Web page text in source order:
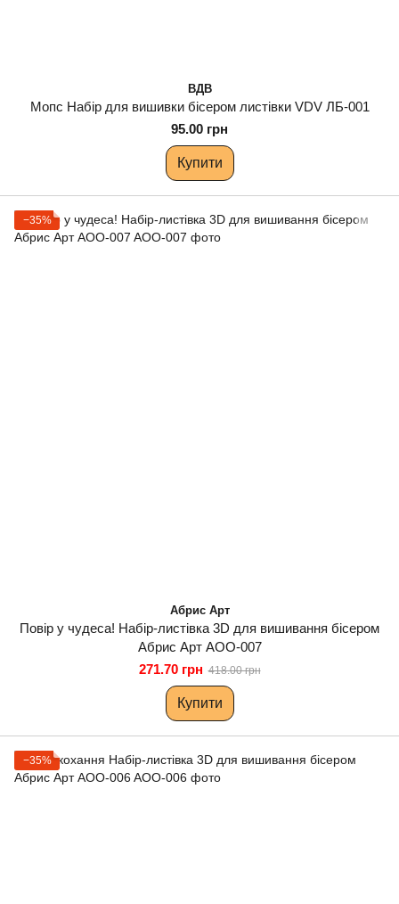
ВДВ
Мопс Набір для вишивки бісером листівки VDV ЛБ-001
95.00 грн
Купити
−35%
Абрис Арт
Повір у чудеса! Набір-листівка 3D для вишивання бісером
Абрис Арт AOO-007
271.70 грн 418.00 грн
Купити
−35%